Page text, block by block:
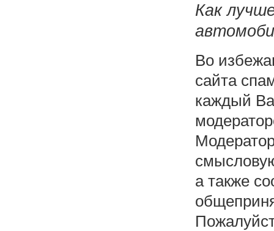
Как
Во
сайта
каждый
а также